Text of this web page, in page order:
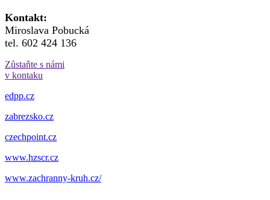
Kontakt:
Miroslava Pobucká
tel. 602 424 136
Zůstaňte s námi
v kontaku
edpp.cz
zabrezsko.cz
czechpoint.cz
www.hzscr.cz
www.zachranny-kruh.cz/